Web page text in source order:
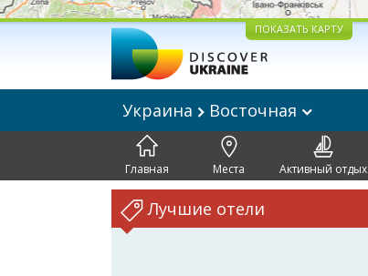
ПОКАЗАТЬ КАРТУ
Украина Восточная
Главная Места Активный отдых
Лучшие отели